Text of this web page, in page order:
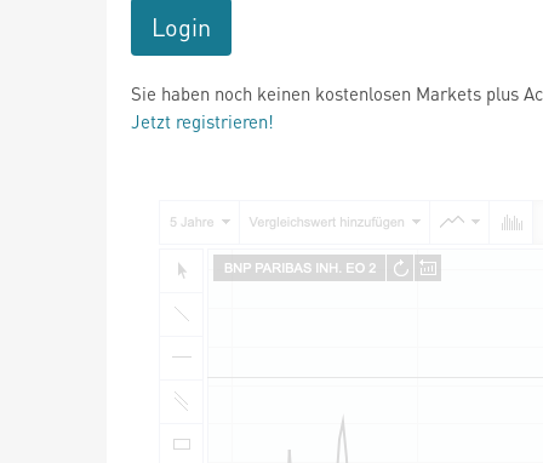
Login
Sie haben noch keinen kostenlosen Markets plus
Jetzt registrieren!